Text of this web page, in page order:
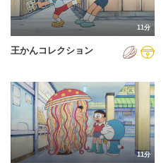
11分
王かんコレクション
11分